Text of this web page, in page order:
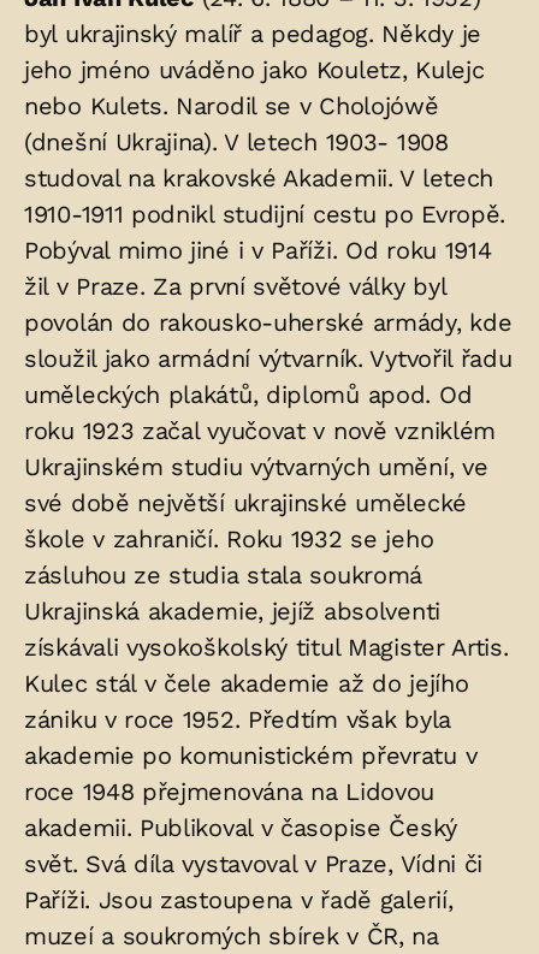
osoby/osob
uložených
v
hrobu:
byl ukrajinský malíř a pedagog. Někdy je
jeho jméno uváděno jako Kouletz, Kulejc
nebo Kulets. Narodil se v Cholojówě
(dnešní Ukrajina). V letech 1903- 1908
studoval na krakovské Akademii. V letech
1910-1911 podnikl studijní cestu po Evropě.
Pobýval mimo jiné i v Paříži. Od roku 1914
žil v Praze. Za první světové války byl
povolán do rakousko-uherské armády, kde
sloužil jako armádní výtvarník. Vytvořil řadu
uměleckých plakátů, diplomů apod. Od
roku 1923 začal vyučovat v nově vzniklém
Ukrajinském studiu výtvarných umění, ve
své době největší ukrajinské umělecké
škole v zahraničí. Roku 1932 se jeho
zásluhou ze studia stala soukromá
Ukrajinská akademie, jejíž absolventi
získávali vysokoškolský titul Magister Artis.
Kulec stál v čele akademie až do jejího
zániku v roce 1952. Předtím však byla
akademie po komunistickém převratu v
roce 1948 přejmenována na Lidovou
akademii. Publikoval v časopise Český
svět. Svá díla vystavoval v Praze, Vídni či
Paříži. Jsou zastoupena v řadě galerií,
muzeí a soukromých sbírek v ČR, na